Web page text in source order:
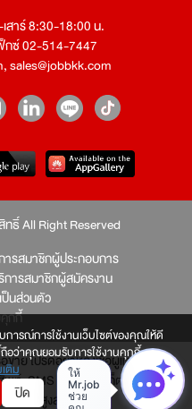
ารณ์การใช้งานเว็บไซต์ของคุณให้ดี
อว่าคุณยอมรับการใช้งานคุกกี้
ติม
ปิด
สาร์ 8:30-18:00 น.
กซ์ 02-514-7447
,sales@jobbkk.com
ธิ์ All Right Reserved
ารสมาชิกผู้ประกอบการ
การสมาชิกผู้สมัครงาน
ป็นส่วนตัว
กกี้
ข่าย โปรดอย่าหลงเชื่อผู้แอบอ้าง และ
พท์, SMS หรือทางใดก็ตาม จะถูก
ญญัติไว้สูงสุด